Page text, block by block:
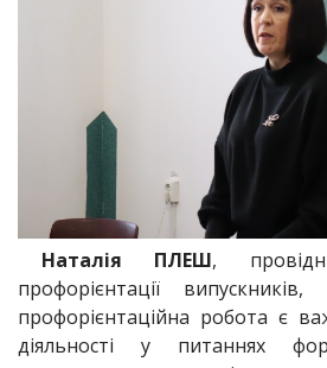
Наталія ПЛЕШ,
профорієнтації
профорієнтаційна робота є
діяльності у питаннях